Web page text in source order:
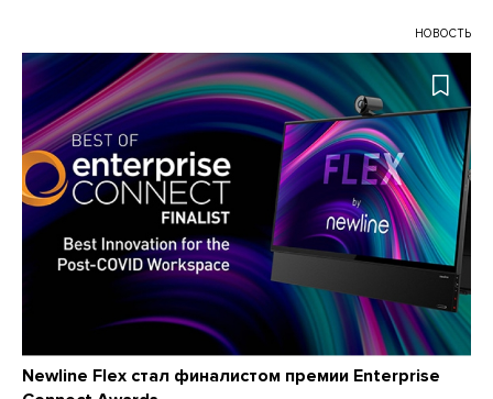
НОВОСТЬ
Newline Flex стал финалистом премии Enterprise